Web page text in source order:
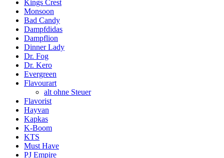
Kings Crest
Monsoon
Bad Candy
Dampfdidas
Dampflion
Dinner Lady
Dr. Fog
Dr. Kero
Evergreen
Flavourart
alt ohne Steuer
Flavorist
Hayvan
Kapkas
K-Boom
KTS
Must Have
PJ Empire